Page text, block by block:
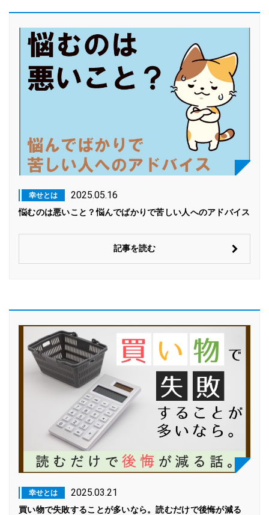
幸せとは 2025.05.16
悩むのは悪いこと？悩んでばかりで苦しい人へのアドバイス
記事を読む
幸せとは 2025.03.21
買い物で失敗することが多いなら。読むだけで後悔が減る